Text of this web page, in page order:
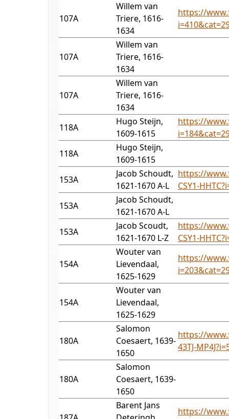
107A
Willem van
Triere, 1616-
1634
https://
107A
Willem van
Triere, 1616-
1634
107A
Willem van
Triere, 1616-
1634
118A
Hugo Steijn,
1609-1615
https://
118A
Hugo Steijn,
1609-1615
153A
Jacob Schoudt,
1621-1670 A-L
https://
CSY1-
153A
Jacob Schoudt,
1621-1670 A-L
153A
Jacob Scoudt,
1621-1670 L-Z
https://
CSY1-
154A
Wouter van
Lievendaal,
1625-1629
https://
154A
Wouter van
Lievendaal,
1625-1629
180A
Salomon
Coesaert, 1639-
1650
https://
43TJ-
180A
Salomon
Coesaert, 1639-
1650
Barent Jans
https://